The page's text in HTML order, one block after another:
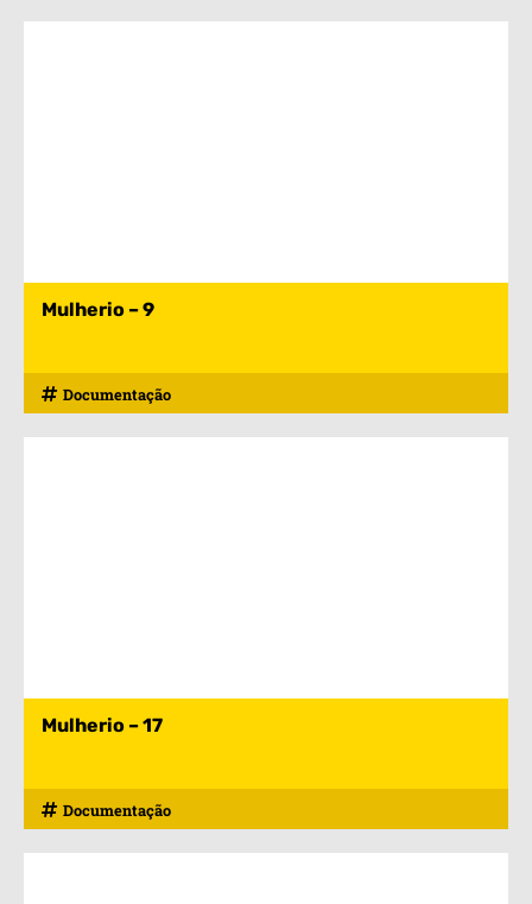
Mulherio – 9
Documentação
Mulherio – 17
Documentação